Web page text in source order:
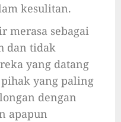
kesulitan.
merasa sebagai
dan tidak
yang datang
yang paling
dengan
apapun